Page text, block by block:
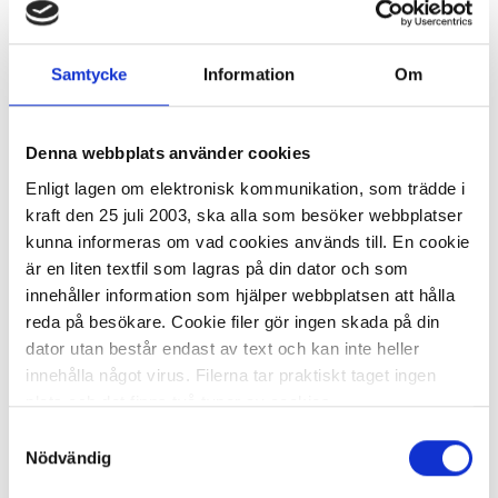
Samtycke Information Om
Denna webbplats använder cookies
Enligt lagen om elektronisk kommunikation, som trädde i
kraft den 25 juli 2003, ska alla som besöker webbplatser
kunna informeras om vad cookies används till. En cookie
är en liten textfil som lagras på din dator och som
innehåller information som hjälper webbplatsen att hålla
reda på besökare. Cookie filer gör ingen skada på din
dator utan består endast av text och kan inte heller
innehålla något virus. Filerna tar praktiskt taget ingen
plats och det finns två typer av cookies.
Den ena typen sparar en fil permanent på din dator,
dessa används för att exempelvis kunna mäta hur du
Nödvändig
Glastavla LEITZ Cosy 80x60cm gul
1 093,93 kr
På externt lager ca 1-2 dagar
- + KÖP
Glastavla LEITZ Cosy 80x60cm grå